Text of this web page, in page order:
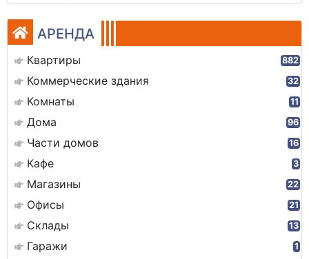
АРЕНДА
Квартиры 882
Коммерческие здания 32
Комнаты 11
Дома 96
Части домов 16
Кафе 3
Магазины 22
Офисы 21
Склады 13
Гаражи 1